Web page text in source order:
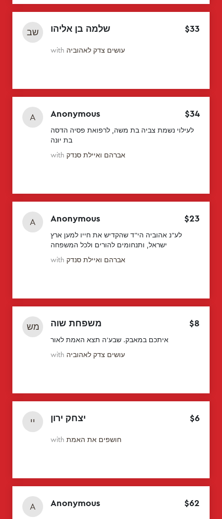
שב שלמה בן אליהו $33
with עושים צדק לאהוביה
A Anonymous $34
לעילוי נשמת צביה בת משה, לרפואת פסיה הדסה
בת יונה
with אברהם ואיילת סנדק
A Anonymous $23
לע"נ אהוביה הי"ד שהקדיש את חייו למען ארץ
ישראל, ותנחומים להורים ולכל המשפחה
with אברהם ואיילת סנדק
מש משפחת שוה $8
איתכם במאבק. שבע'ה תצא האמת לאור
with עושים צדק לאהוביה
יי יצחק ירון $6
with חושפים את האמת
A Anonymous $62